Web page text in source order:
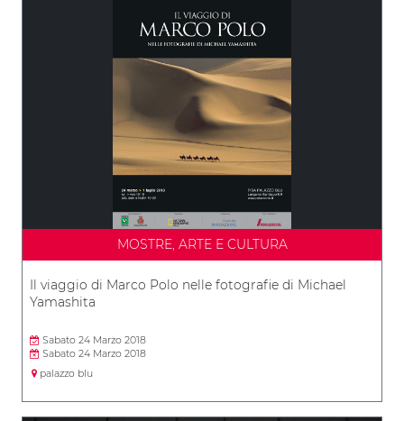
MOSTRE, ARTE E CULTURA
Il viaggio di Marco Polo nelle fotografie di Michael
Yamashita
Sabato 24 Marzo 2018
Sabato 24 Marzo 2018
palazzo blu